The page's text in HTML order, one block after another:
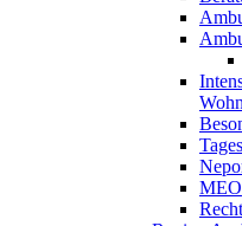
MEO